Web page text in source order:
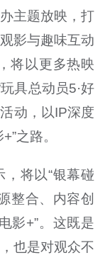
主题放映，打
影与趣味互动
将以更多热映
具总动员5·好
动，以IP深度
之路。
将以“银幕碰
整合、内容创
影+”。这既是
也是对观众不